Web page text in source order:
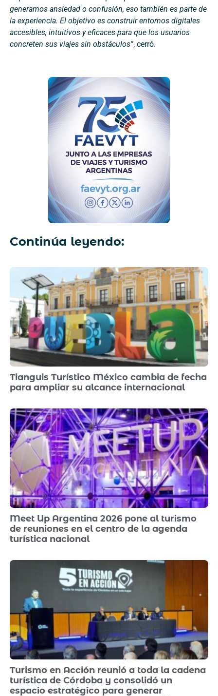
generamos ansiedad o confusión, eso también es parte de
la experiencia. El objetivo es construir entornos digitales
accesibles, intuitivos y eficaces para que los usuarios
concreten sus viajes sin obstáculos”, cerró.
Continúa leyendo:
Tianguis Turístico México cambia de fecha
para ampliar su alcance internacional
Meet Up Argentina 2026 pone al turismo
de reuniones en el centro de la agenda
turística nacional
Turismo en Acción reunió a toda la cadena
turística de Córdoba y consolidó un
espacio estratégico para generar